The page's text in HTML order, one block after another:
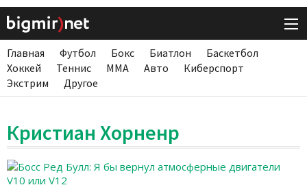
Главная Футбол Бокс Биатлон
Баскетбол
Хоккей
Теннис ММА Авто
Киберспорт
Экстрим
Другое
Кристиан Хорненр